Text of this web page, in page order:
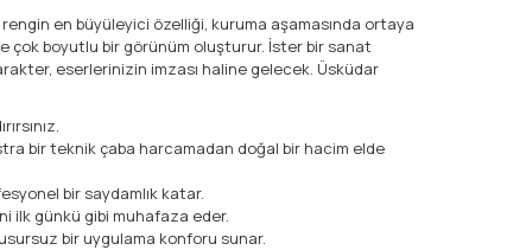
en büyüleyici özelliği, kuruma aşamasında ortaya
çok boyutlu bir görünüm oluşturur. İster bir sanat
eserlerinizin imzası haline gelecek. Üsküdar
bir teknik çaba harcamadan doğal bir hacim elde
bir saydamlık katar.
ilk günkü gibi muhafaza eder.
bir uygulama konforu sunar.